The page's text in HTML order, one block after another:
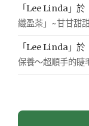
「Lee Linda 」於
纖盈茶」~甘甘甜
「Lee Linda 」於
保養～超順手的睫